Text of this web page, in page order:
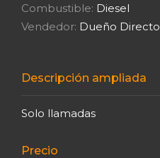
Combustible: Diesel
Vendedor: Dueño Directo
Descripción ampliada
Solo llamadas
Precio